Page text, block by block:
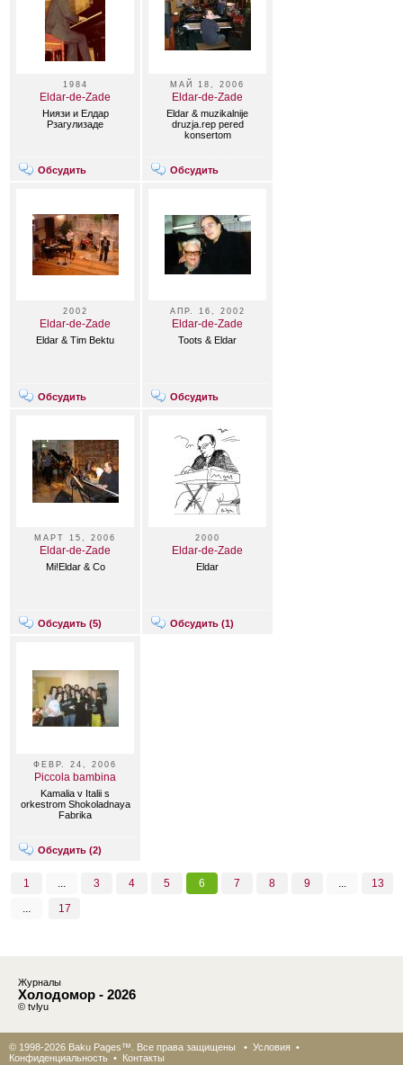
1984
Eldar-de-Zade
Ниязи и Елдар
Рзагулизаде
Обсудить
МАЙ 18, 2006
Eldar-de-Zade
Eldar & muzikalnije
druzja.rep pered
konsertom
Обсудить
2002
Eldar-de-Zade
Eldar & Tim Bektu
Обсудить
АПР. 16, 2002
Eldar-de-Zade
Toots & Eldar
Обсудить
МАРТ 15, 2006
Eldar-de-Zade
Mi!Eldar & Co
Обсудить (5)
2000
Eldar-de-Zade
Eldar
Обсудить (1)
ФЕВР. 24, 2006
Piccola bambina
Kamalia v Italii s
orkestrom Shokoladnaya
Fabrika
Обсудить (2)
1 ... 3 4 5 6 7 8 9 ...
13
...
17
Журналы
Холодомор - 2026
© tvlyu
© 1998-2026 Baku Pages™. Все права защищены • Условия •
Конфиденциальность • Контакты